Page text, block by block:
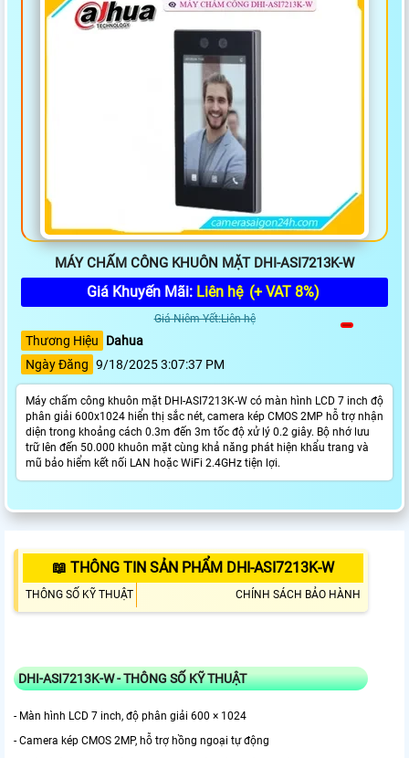
MÁY CHẤM CÔNG KHUÔN MẶT DHI-ASI7213K-W
Giá Khuyến Mãi: Liên hệ (+ VAT 8%)
Giá Niêm Yết:Liên hệ
Thương Hiệu
Dahua
Ngày Đăng 9/18/2025 3:07:37 PM
Máy chấm công khuôn mặt DHI-ASI7213K-W có màn hình LCD 7 inch độ
phân giải 600x1024 hiển thị sắc nét, camera kép CMOS 2MP hỗ trợ nhận
diện trong khoảng cách 0.3m đến 3m tốc độ xử lý 0.2 giây. Bộ nhớ lưu
trữ lên đến 50.000 khuôn mặt cùng khả năng phát hiện khẩu trang và
mũ bảo hiểm kết nối LAN hoặc WiFi 2.4GHz tiện lợi.
📖 THÔNG TIN SẢN PHẨM DHI-ASI7213K-W
THÔNG SỐ KỸ THUẬT CHÍNH SÁCH BẢO HÀNH
DHI-ASI7213K-W - THÔNG SỐ KỸ THUẬT
- Màn hình LCD 7 inch, độ phân giải 600 × 1024
- Camera kép CMOS 2MP, hỗ trợ hồng ngoại tự động